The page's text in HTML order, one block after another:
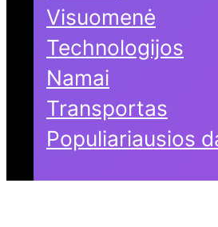
Visuomenė
Technologijos
Namai
Transportas
Populiariausios